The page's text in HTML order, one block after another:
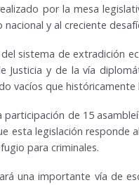
por la mesa
y al creciente
sistema de extradición
Justicia y de la vía
vacíos que
de 15
esta legislación responde
para criminales.
una importante vía de